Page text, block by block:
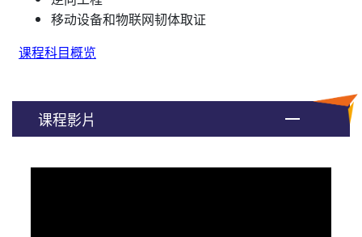
移动设备和物联网韧体取证
课程科目概览
课程影片